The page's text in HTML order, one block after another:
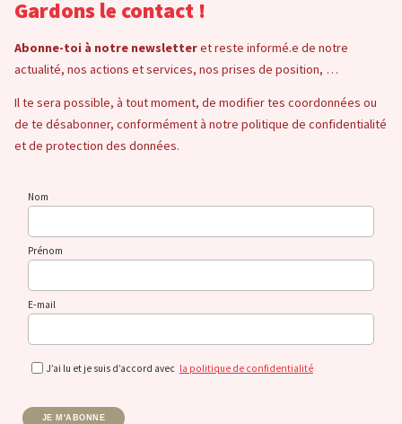
Gardons le contact !
Abonne-toi à notre newsletteret reste informé.e de notre
actualité, nos actions et services, nos prises de position, …
Il te sera possible, à tout moment, de modifier tes coordonnées ou
de te désabonner, conformément à notre politique de confidentialité
et de protection des données.
Nom
Prénom
E-mail
J’ai lu et je suis d’accord avec la politique de confidentialité
JE M'ABONNE